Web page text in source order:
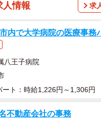
人情報 求
内で大学病院の医療事務
八王子病院
ート：時給1,226円～1,306円
不動産会社の事務